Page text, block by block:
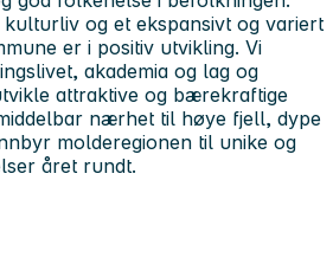
og et ekspansivt og variert
er i positiv utvikling. Vi
akademia og lag og
attraktive og bærekraftige
nærhet til høye fjell, dype
molderegionen til unike og
året rundt.